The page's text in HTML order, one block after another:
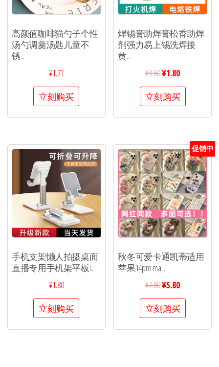
高颜值咖啡猫勺子个性
汤勺调羹汤匙儿童不
锈...
¥1.71
立刻购买
焊锡膏助焊膏松香助焊
剂强力易上锡洗焊接
黄...
¥3.60¥1.80
立刻购买
手机支架懒人拍摄桌面
直播专用手机架平板i...
¥1.80
立刻购买
促销中
秋冬可爱卡通凯蒂适用
苹果14pro ma...
¥7.80¥5.80
立刻购买